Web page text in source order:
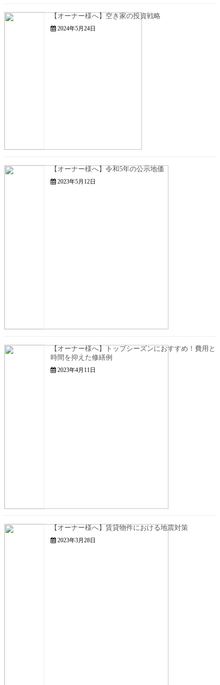
【オーナー様へ】空き家の投資戦略
2024年5月24日
【オーナー様へ】令和5年の公示地価
2023年5月12日
【オーナー様へ】トップシーズンにおすすめ！費用と
時間を抑えた修繕例
2023年4月11日
【オーナー様へ】賃貸物件における地震対策
2023年3月28日